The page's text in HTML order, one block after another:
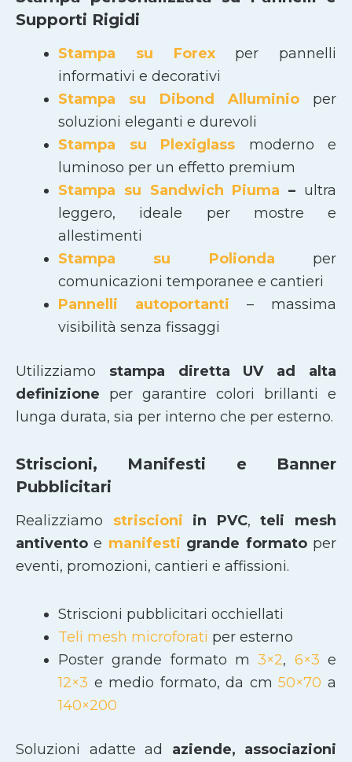
Supporti Rigidi
Stampa su Forexper pannelli
informativi e decorativi
Stampa su Dibond Alluminio per
soluzioni eleganti e durevoli
Stampa su Plexiglass moderno e
luminoso per un effetto premium
Stampa su Sandwich Piuma – ultra
leggero, ideale per mostre e
allestimenti
Stampa su Polionda per
comunicazioni temporanee e cantieri
Pannelli autoportanti – massima
visibilità senza fissaggi
Utilizziamo stampa diretta UV ad alta
definizione per garantire colori brillanti e
lunga durata, sia per interno che per esterno.
Striscioni, Manifesti e Banner
Pubblicitari
Realizziamo striscioni in PVC,teli mesh
antivento e manifesti grande formatoper
eventi, promozioni, cantieri e affissioni.
Striscioni pubblicitari occhiellati
Teli mesh microforati per esterno
Poster grande formato m3×2, 6×3 e
12×3 e medio formato, da cm50×70 a
140×200
Soluzioni adatte ad aziende, associazioni